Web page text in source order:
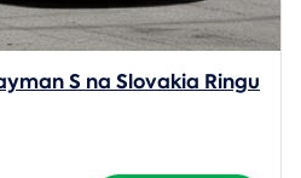
S na Slovakia Ringu